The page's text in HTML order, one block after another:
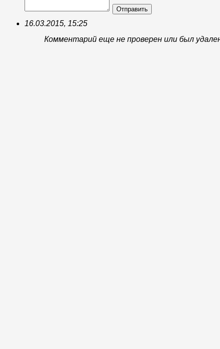
Отправить
16.03.2015, 15:25
Комментарий еще не проверен или был